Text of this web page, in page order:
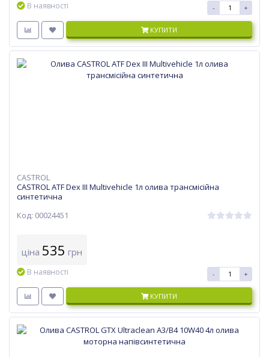
В наявності - +
КУПИТИ
CASTROL
CASTROL ATF Dex III Multivehicle 1л олива трансмісійна
синтетична
Код: 00024451
ціна 535 грн
В наявності - +
КУПИТИ